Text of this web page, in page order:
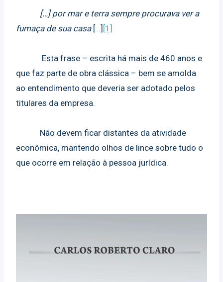
[…] por mar e terra sempre procurava ver a
fumaça de sua casa […] [1]
Esta frase – escrita há mais de 460 anos e
que faz parte de obra clássica – bem se amolda
ao entendimento que deveria ser adotado pelos
titulares da empresa.
Não devem ficar distantes da atividade
econômica, mantendo olhos de lince sobre tudo o
que ocorre em relação à pessoa jurídica.